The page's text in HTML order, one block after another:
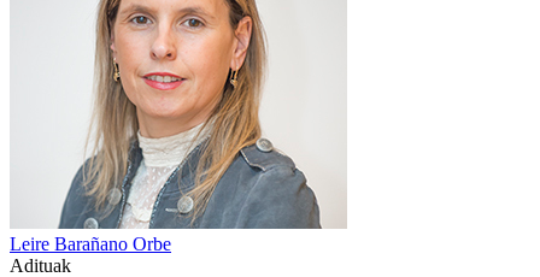
Leire Barañano Orbe
Adituak